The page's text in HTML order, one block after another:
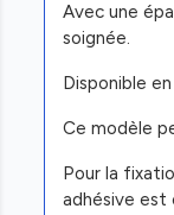
Avec une
soignée.
Disponible
Ce modèle
Pour la
adhésive est